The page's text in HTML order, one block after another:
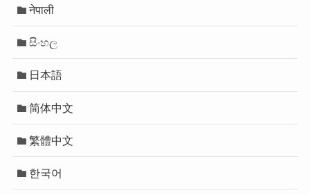
नेपाली
සිංහල
日本語
简体中文
繁體中文
한국어